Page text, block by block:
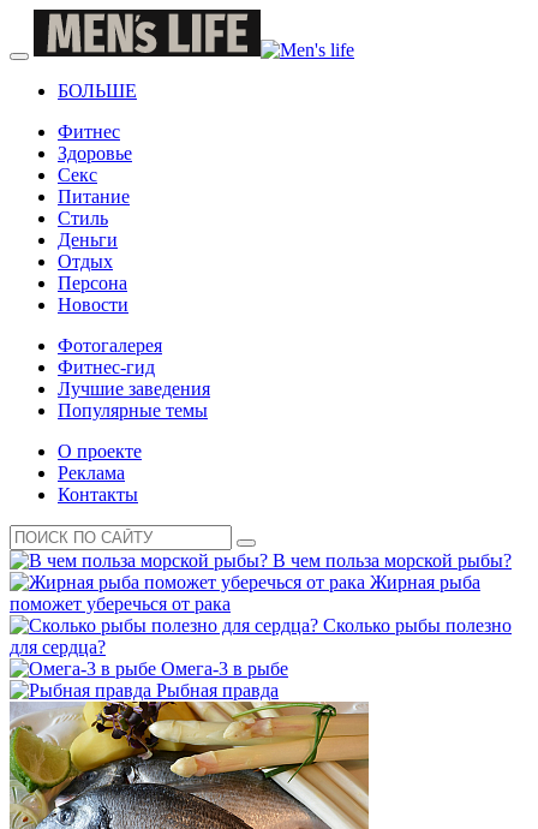
БОЛЬШЕ
Фитнес
Здоровье
Секс
Питание
Стиль
Деньги
Отдых
Персона
Новости
Фотогалерея
Фитнес-гид
Лучшие заведения
Популярные темы
О проекте
Реклама
Контакты
В чем польза морской рыбы?
Жирная рыба
поможет уберечься от рака
Сколько рыбы полезно
для сердца?
Омега-3 в рыбе
Рыбная правда